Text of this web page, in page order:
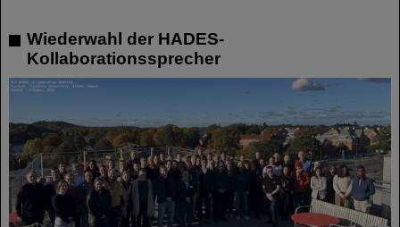
Wiederwahl der HADES-
Kollaborationssprecher